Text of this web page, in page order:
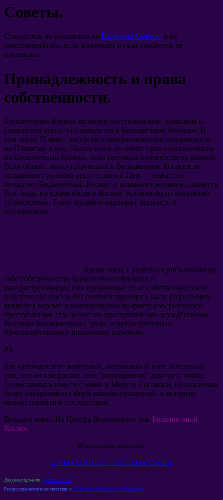
Советы.
Старайтесь не рождаться на Планетах Смерти и не
расстраивайтесь, если возникает нужда покинуть её
поспешно.
Принадлежность и права
собственности.
Бесконечный Космос является собственником, хозяином и
создателем всего, что находится в Бесконечном Космосе. В
том числе Планет, ресурсов и микроэлементов находящихся
на Планетах и вне. Никто иной не имеет прав собственности
на Бесконечный Космос, если ситуация соответствует данной.
Если объект, присутствующий в Бесконечном Космосе не
устраивают условия присутствия в Нем — значит он
отторгает Бесконечный Космос и изъявляет желание покинуть
Его, ведь, во время входа в Космос условия были конкретно
установлены. Такое желание надлежит привести к
исполнению.
Кроме того, Существа присваивающее
себе собственность Бесконечного Космоса и
распространяющие или продающие её от собственного или
подставного имени без соответствующего на то разрешения,
являются ворами и мошенниками по факту совершенного
преступления. Что делает их преступниками осуждёнными
Высшим Космическим Судом, и предварительно
приговорёнными к типичному изгнанию.
PS
Бог отличается от животных, насекомых и всех остальных
тем, что он сам растит себе “конкурентов” для того, чтобы
Существовать вместе с ними в Мире и Согласии, не исключая
более совершенных форм взаимоотношений, к которым
можно перейти в последствии.
Всегда с вами. Из Центра Вселенского зла. Бесконечный
Космос.
Музыкальная зарисовка.
⊡ ● ⊡ ● ⊡ ● Cusco — Chorus ⊡ ● ⊡ ● ⊡ ●
Документировано: скачать космос
Распространяется в соответствии с Общим Космическим Соглашением.